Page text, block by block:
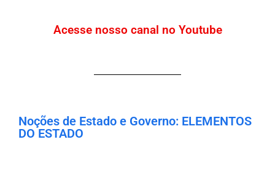
Acesse nosso canal no Youtube
Noções de Estado e Governo: ELEMENTOS
DO ESTADO